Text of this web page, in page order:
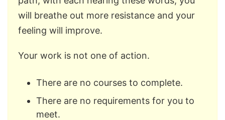
will breathe out more resistance and your
feeling will improve.
Your work is not one of action.
There are no courses to complete.
There are no requirements for you to
meet.